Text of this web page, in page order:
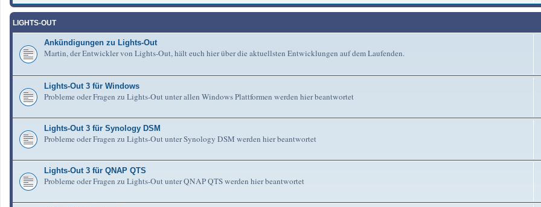
LIGHTS-OUT
Ankündigungen zu Lights-Out
Martin, der Entwickler von Lights-Out, hält euch hier über die aktuellsten Entwicklungen auf dem Laufenden.
Lights-Out 3 für Windows
Probleme oder Fragen zu Lights-Out unter allen Windows Plattformen werden hier beantwortet
Lights-Out 3 für Synology DSM
Probleme oder Fragen zu Lights-Out unter Synology DSM werden hier beantwortet
Lights-Out 3 für QNAP QTS
Probleme oder Fragen zu Lights-Out unter QNAP QTS werden hier beantwortet